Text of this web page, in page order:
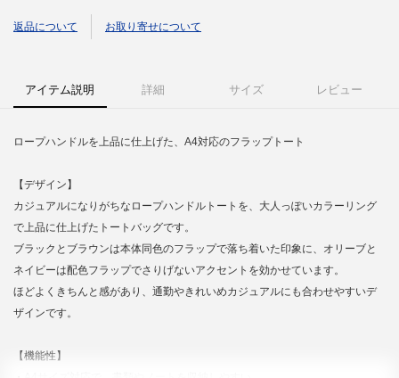
返品について お取り寄せについて
アイテム説明 詳細 サイズ レビュー
ロープハンドルを上品に仕上げた、A4対応のフラップトート
【デザイン】
カジュアルになりがちなロープハンドルトートを、大人っぽいカラーリング
で上品に仕上げたトートバッグです。
ブラックとブラウンは本体同色のフラップで落ち着いた印象に、オリーブと
ネイビーは配色フラップでさりげないアクセントを効かせています。
ほどよくきちんと感があり、通勤やきれいめカジュアルにも合わせやすいデ
ザインです。
【機能性】